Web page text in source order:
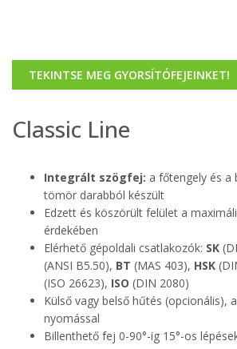
TEKINTSE MEG GYORSÍTÓFEJEINKET!
Classic Line
Integrált szögfej: a főtengely és a
tömör darabból készült
Edzett és köszörült felület a
érdekében
Elérhető gépoldali csatlakozók: SK
(ANSI B5.50), BT (MAS 403), HSK
(ISO 26623), ISO (DIN 2080)
Külső vagy belső hűtés (opcionális),
nyomással
Billenthető fej 0-90°-ig 15°-os